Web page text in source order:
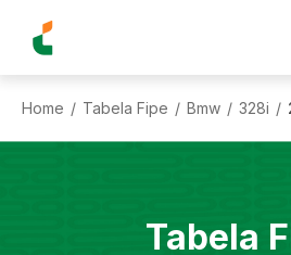
Home / Tabela Fipe / Bmw / 328i /
Tabela